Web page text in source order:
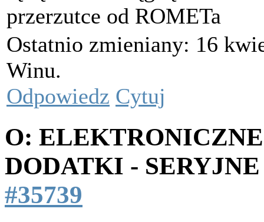
przerzutce od ROMETa
Ostatnio zmieniany: 16
Winu.
Odpowiedz Cytuj
O:
DODATKI -
#35739